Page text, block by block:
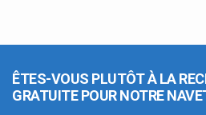
ÊTES-VOUS PLUTÔT À LA
GRATUITE POUR NOTRE